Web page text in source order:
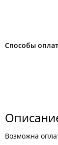
Способы
Возможна